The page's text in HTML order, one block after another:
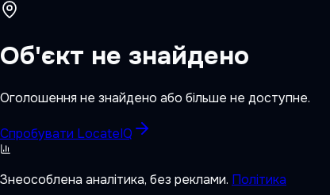
Об'єкт не знайдено
Оголошення не знайдено або більше не доступне.
Спробувати LocateIQ
Знеособлена аналітика, без реклами. Політика